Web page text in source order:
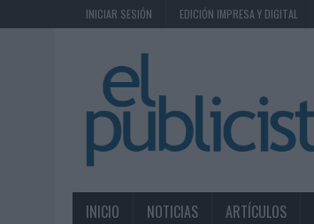
INICIAR SESIÓN EDICIÓN IMPRESA Y DIGITAL
INICIO NOTICIAS ARTÍCULOS